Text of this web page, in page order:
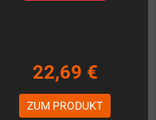
22,69 €
ZUM PRODUKT